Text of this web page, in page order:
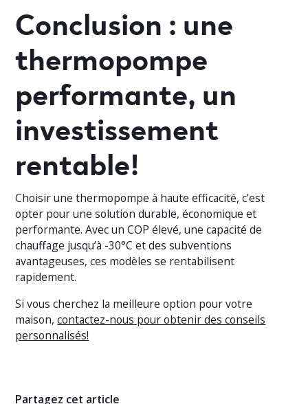
Conclusion : une
thermopompe
performante, un
investissement
rentable!
Choisir une thermopompe à haute efficacité, c’est
opter pour une solution durable, économique et
performante. Avec un COP élevé, une capacité de
chauffage jusqu’à -30°C et des subventions
avantageuses, ces modèles se rentabilisent
rapidement.
Si vous cherchez la meilleure option pour votre
maison,contactez-nous pour obtenir des conseils
personnalisés!
Partagez cet article